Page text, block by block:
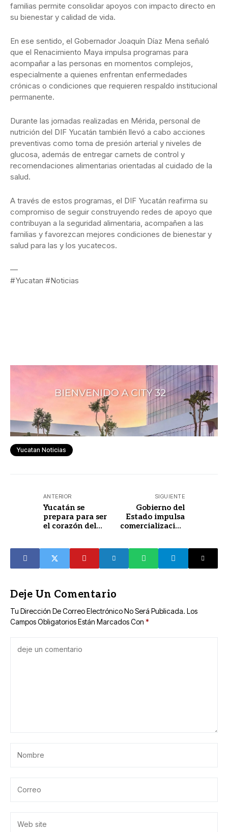
familias permite consolidar apoyos con impacto directo en
su bienestar y calidad de vida.
En ese sentido, el Gobernador Joaquín Díaz Mena señaló
que el Renacimiento Maya impulsa programas para
acompañar a las personas en momentos complejos,
especialmente a quienes enfrentan enfermedades
crónicas o condiciones que requieren respaldo institucional
permanente.
Durante las jornadas realizadas en Mérida, personal de
nutrición del DIF Yucatán también llevó a cabo acciones
preventivas como toma de presión arterial y niveles de
glucosa, además de entregar carnets de control y
recomendaciones alimentarias orientadas al cuidado de la
salud.
A través de estos programas, el DIF Yucatán reafirma su
compromiso de seguir construyendo redes de apoyo que
contribuyan a la seguridad alimentaria, acompañen a las
familias y favorezcan mejores condiciones de bienestar y
salud para las y los yucatecos.
—
#Yucatan #Noticias
Yucatan Noticias
ANTERIOR
Yucatán se
prepara para ser
el corazón del
SIGUIENTE
Gobierno del
Estado impulsa
comercialización
Maní
Deje Un Comentario
Tu Dirección De Correo Electrónico No Será Publicada. Los
Campos Obligatorios Están Marcados Con *